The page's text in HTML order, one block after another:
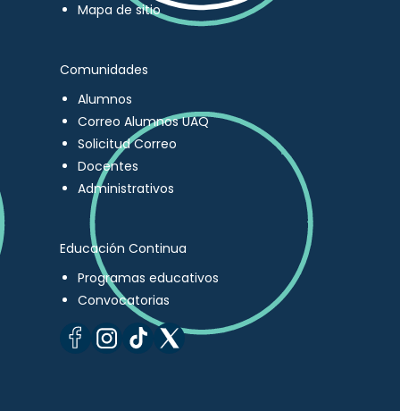
Mapa de sitio
Comunidades
Alumnos
Correo Alumnos UAQ
Solicitud Correo
Docentes
Administrativos
Educación Continua
Programas educativos
Convocatorias